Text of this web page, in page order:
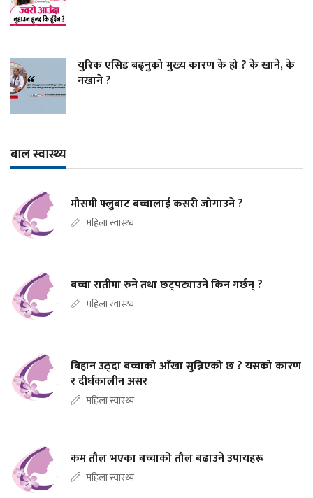
युरिक एसिड बढ्नुको मुख्य कारण के हो ? के खाने, के
नखाने ?
बाल स्वास्थ्य
मौसमी फ्लुबाट बच्चालाई कसरी जोगाउने ?
महिला स्वास्थ्य
बच्चा रातीमा रुने तथा छट्पट्याउने किन गर्छन् ?
महिला स्वास्थ्य
बिहान उठ्दा बच्चाको आँखा सुन्निएको छ ? यसको कारण
र दीर्घकालीन असर
महिला स्वास्थ्य
कम तौल भएका बच्चाको तौल बढाउने उपायहरू
महिला स्वास्थ्य